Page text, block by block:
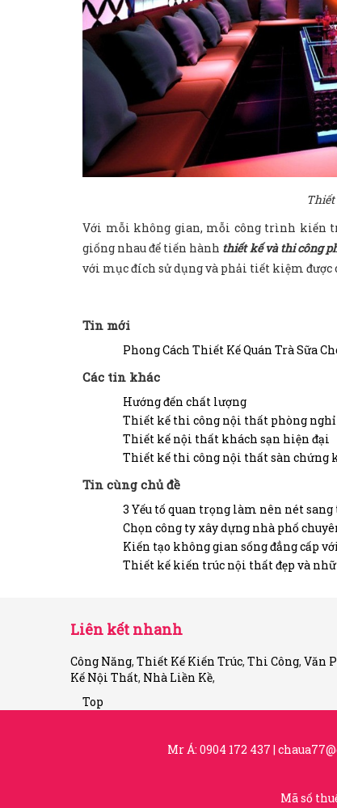
Thiết
Với mỗi không gian, mỗi công trình kiến
giống nhau để tiến hành thiết kế và thi công
với mục đích sử dụng và phải tiết kiệm được
Tin mới
Phong Cách Thiết Kế Quán Trà Sữa
Các tin khác
Hướng đến chất lượng
Thiết kế thi công nội thất phòng
Thiết kế nội thất khách sạn hiện đại
Thiết kế thi công nội thất sàn chứng
Tin cùng chủ đề
3 Yếu tố quan trọng làm nên nét
Chọn công ty xây dựng nhà phố
Kiến tạo không gian sống đẳng cấp
Thiết kế kiến trúc nội thất đẹp và
Liên kết nhanh
Công Năng, Thiết Kế Kiến Trúc, Thi Công, Văn
Kế Nội Thất, Nhà Liền Kề,
Top
Mr Á: 0904 172 437 |
Mã số